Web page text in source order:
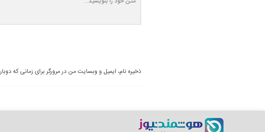
ذخیره نام، ایمیل و وبسایت من در مرورگر برای زمانی که